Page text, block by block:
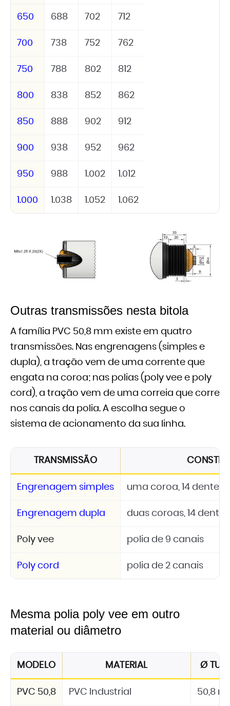
650 688 702 712
700 738 752 762
750 788 802 812
800 838 852 862
850 888 902 912
900 938 952 962
950 988 1.002 1.012
1.000 1.038 1.052 1.062
Outras transmissões nesta bitola
A família PVC 50,8 mm existe em quatro
transmissões. Nas engrenagens (simples e
dupla), a tração vem de uma corrente que
engata na coroa; nas polias (poly vee e poly
cord), a tração vem de uma correia que corre
nos canais da polia. A escolha segue o
sistema de acionamento da sua linha.
TRANSMISSÃO
Engrenagem simples uma coroa, 14 dentes,
Engrenagem dupla duas coroas, 14
Poly vee polia de 9 canais
Poly cord polia de 2 canais
Mesma polia poly vee em outro
material ou diâmetro
MODELO MATERIAL Ø
PVC 50,8 PVC Industrial 50,8